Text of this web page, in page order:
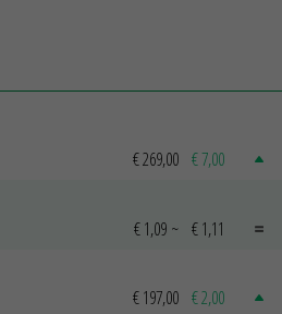
€ 269,00 € 7,00
€ 1,09 ~ € 1,11
€ 197,00 € 2,00